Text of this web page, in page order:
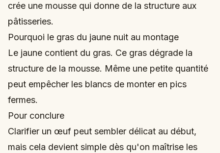
crée une mousse qui donne de la structure aux
pâtisseries.
Pourquoi le gras du jaune nuit au montage
Le jaune contient du gras. Ce gras dégrade la
structure de la mousse. Même une petite quantité
peut empêcher les blancs de monter en pics
fermes.
Pour conclure
Clarifier un œuf peut sembler délicat au début,
mais cela devient simple dès qu'on maîtrise les